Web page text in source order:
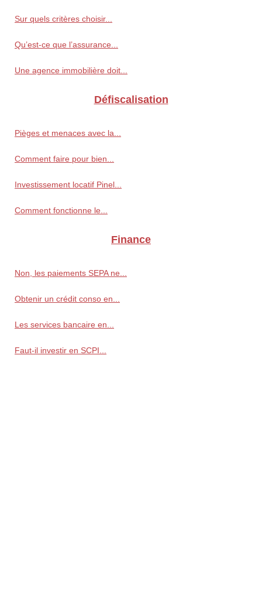
Sur quels critères choisir...
Qu’est-ce que l’assurance...
Une agence immobilière doit...
Défiscalisation
Pièges et menaces avec la...
Comment faire pour bien...
Investissement locatif Pinel...
Comment fonctionne le...
Finance
Non, les paiements SEPA ne...
Obtenir un crédit conso en...
Les services bancaire en...
Faut-il investir en SCPI...